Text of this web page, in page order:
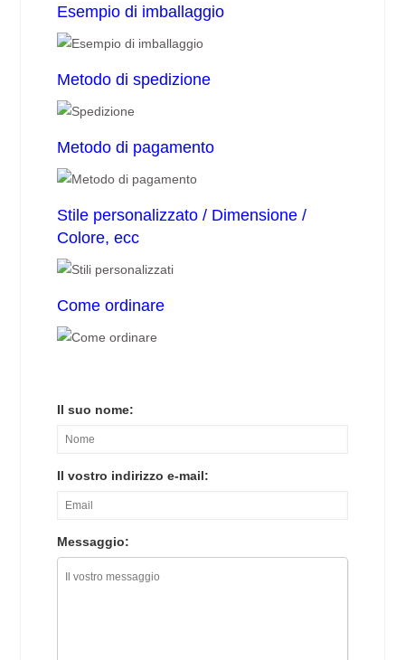
Esempio di imballaggio
Metodo di spedizione
Metodo di pagamento
Stile personalizzato / Dimensione /
Colore, ecc
Come ordinare
Il suo nome:
Il vostro indirizzo e-mail:
Messaggio: